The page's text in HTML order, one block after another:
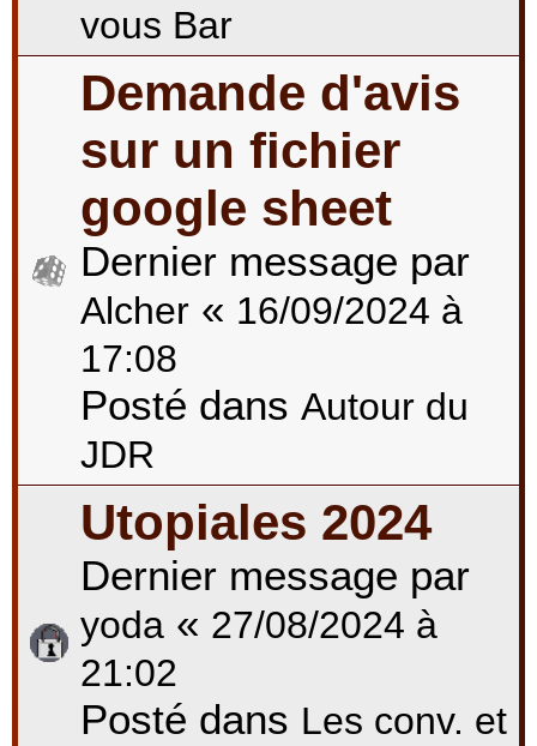
vous Bar
Demande d'avis
sur un fichier
google sheet
Dernier message par
Alcher « 16/09/2024 à
17:08
Posté dans Autour du
JDR
Utopiales 2024
Dernier message par
yoda « 27/08/2024 à
21:02
Posté dans Les conv. et